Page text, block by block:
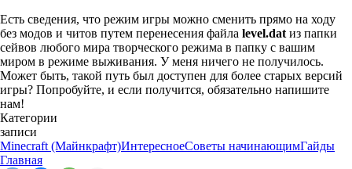
Есть сведения, что режим игры можно сменить прямо на ходу
без модов и читов путем перенесения файла level.dat из папки
сейвов любого мира творческого режима в папку с вашим
миром в режиме выживания. У меня ничего не получилось.
Может быть, такой путь был доступен для более старых версий
игры? Попробуйте, и если получится, обязательно напишите
нам!
Категории
записи
Minecraft (Майнкрафт)ИнтересноеСоветы начинающимГайды
Главная